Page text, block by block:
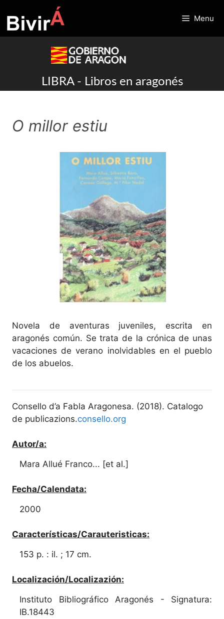
to
content
Menu
LIBRA - Libros en aragonés
O millor estiu
Novela de aventuras juveniles, escrita en
aragonés común. Se trata de la crónica de unas
vacaciones de verano inolvidables en el pueblo
de los abuelos.
Consello d’a Fabla Aragonesa. (2018). Catalogo
de publicazions.consello.org
Autor/a:
Mara Allué Franco... [et al.]
Fecha/Calendata:
2000
Características/Carauteristicas:
153 p. : il. ; 17 cm.
Localización/Localizazión:
Instituto Bibliográfico Aragonés - Signatura:
IB.18443